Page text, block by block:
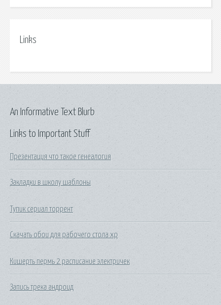
Links
Links to Important Stuff
Презентация что такое генеалогия
Закладки в школу шаблоны
Тупик сериал торрент
Скачать обои для рабочего стола хр
Кишерть пермь 2 расписание электричек
Запись трека андроид
An Informative Text Blurb